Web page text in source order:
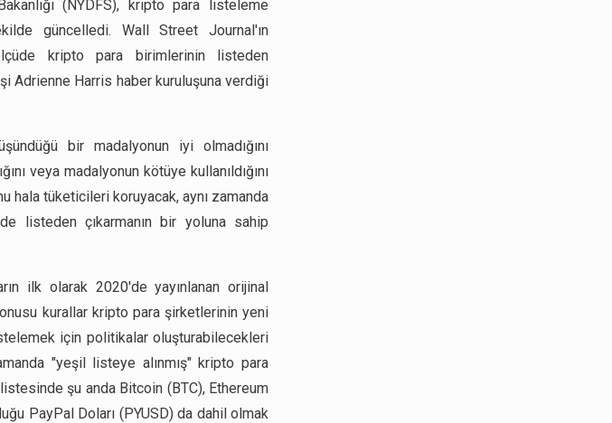
(NYDFS), kripto para listeleme
güncelledi. Wall Street Journal'ın
kripto para birimlerinin listeden
Adrienne Harris haber kuruluşuna verdiği
bir madalyonun iyi olmadığını
veya madalyonun kötüye kullanıldığını
hala tüketicileri koruyacak, aynı zamanda
listeden çıkarmanın bir yoluna sahip
ilk olarak 2020'de yayınlanan orijinal
kurallar kripto para şirketlerinin yeni
için politikalar oluşturabilecekleri
"yeşil listeye alınmış" kripto para
şu anda Bitcoin (BTC), Ethereum
PayPal Doları (PYUSD) da dahil olmak